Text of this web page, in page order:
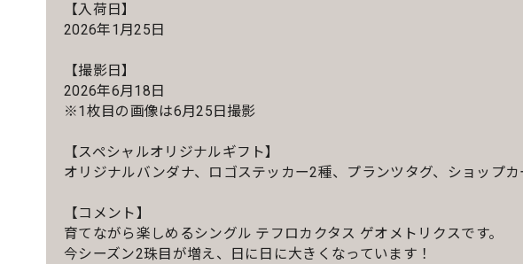
【入荷日】
2026年1月25日
【撮影日】
2026年6月18日
※1枚目の画像は6月25日撮影
【スペシャルオリジナルギフト】
オリジナルバンダナ、ロゴステッカー2種、プランツタグ、ショップカ
【コメント】
育てながら楽しめるシングル テフロカクタス ゲオメトリクスです。
今シーズン2珠目が増え、日に日に大きくなっています！